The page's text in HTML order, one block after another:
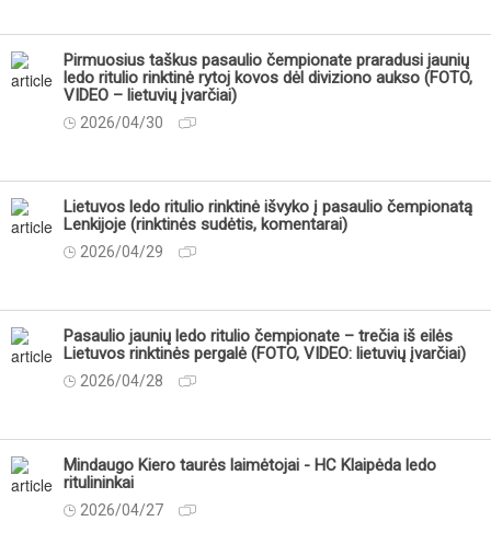
Pirmuosius taškus pasaulio čempionate praradusi jaunių
ledo ritulio rinktinė rytoj kovos dėl diviziono aukso (FOTO,
VIDEO – lietuvių įvarčiai)
2026/04/30
Lietuvos ledo ritulio rinktinė išvyko į pasaulio čempionatą
Lenkijoje (rinktinės sudėtis, komentarai)
2026/04/29
Pasaulio jaunių ledo ritulio čempionate – trečia iš eilės
Lietuvos rinktinės pergalė (FOTO, VIDEO: lietuvių įvarčiai)
2026/04/28
Mindaugo Kiero taurės laimėtojai - HC Klaipėda ledo
ritulininkai
2026/04/27